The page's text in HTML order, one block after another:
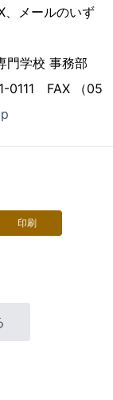
、メールのいず
門学校 事務部
（05
印刷